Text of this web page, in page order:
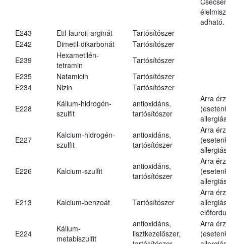
adható.
E243
Etil-lauroil-arginát
Tartósítószer
E242
Dimetil-dikarbonát
Tartósítószer
E239
Hexametilén-
tetramin
Tartósítószer
E235
Natamicin
Tartósítószer
E234
Nizin Tartósítószer
E228
Kálium-hidrogén-
szulfit
antioxidáns,
tartósítószer
Arra
E227
Kalcium-hidrogén-
szulfit
antioxidáns,
tartósítószer
Arra
E226 Kalcium-szulfit
antioxidáns,
tartósítószer
Arra
E213 Kalcium-benzoát Tartósítószer
Arra
E224
Kálium-
metabiszulfit
antioxidáns,
lisztkezelőszer,
Arra